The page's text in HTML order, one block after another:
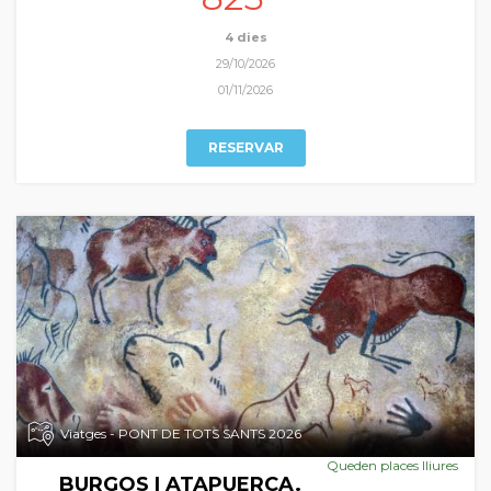
patrimonial indubtable, a les que ens aproximem en el nostre
periple autumnal.
4 dies
29/10/2026
01/11/2026
RESERVAR
Viatges - PONT DE TOTS SANTS 2026
Queden places lliures
BURGOS I ATAPUERCA.